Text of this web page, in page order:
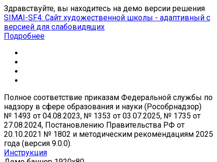
Здравствуйте, вы находитесь на демо версии решения
SIMAI-SF4: Сайт художественной школы - адаптивный с
версией для слабовидящих
Подробнее
Полное соответствие приказам Федеральной службы по
надзору в сфере образования и науки (Рособрнадзор)
№ 1493 от 04.08.2023, № 1353 от 03.07.2025, № 1735 от
27.08.2024, Постановлению Правительства РФ от
20.10.2021 № 1802 и методическим рекомендациям 2025
года (версия 9.0.0).
Инструкция